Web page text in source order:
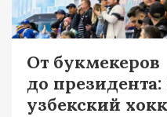
От букмекеров
до президента:
узбекский